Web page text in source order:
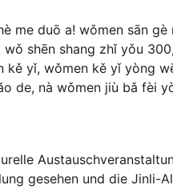
me duō a! wǒmen sān
wǒ shēn shang zhǐ yǒu
kě yǐ, wǒmen kě yǐ yòng
de, nà wǒmen jiù bǎ fèi
gesehen und die Jinli-